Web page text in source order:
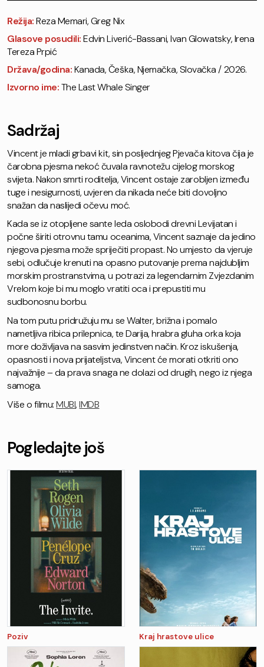
Režija:Reza Memari, Greg Nix
Glasove posudili:Edvin Liverić-Bassani, Ivan Glowatsky, Irena
Tereza Prpić
Država/godina:Kanada, Češka, Njemačka, Slovačka / 2026.
Izvorno ime:The Last Whale Singer
Sadržaj
Vincent je mladi grbavi kit, sin posljednjeg Pjevača kitova čija je
čarobna pjesma nekoć čuvala ravnotežu cijelog morskog
svijeta. Nakon smrti roditelja, Vincent ostaje zarobljen između
tuge i nesigurnosti, uvjeren da nikada neće biti dovoljno
snažan da naslijedi očevu moć.
Kada se iz otopljene sante leda oslobodi drevni Levijatan i
počne širiti otrovnu tamu oceanima, Vincent saznaje da jedino
njegova pjesma može spriječiti propast. No umjesto da vjeruje
sebi, odlučuje krenuti na opasno putovanje prema najdubljim
morskim prostranstvima, u potrazi za legendarnim Zvjezdanim
Vrelom koje bi mu moglo vratiti oca i prepustiti mu
sudbonosnu borbu.
Na tom putu pridružuju mu se Walter, brižna i pomalo
nametljiva ribica prilepnica, te Darija, hrabra gluha orka koja
more doživljava na sasvim jedinstven način. Kroz iskušenja,
opasnosti i nova prijateljstva, Vincent će morati otkriti ono
najvažnije – da prava snaga ne dolazi od drugih, nego iz njega
samoga.
Više o filmu:MUBI,IMDB
Pogledajte još
Poziv Kraj hrastove ulice